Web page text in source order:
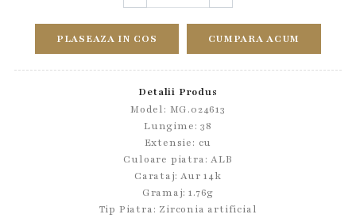
PLASEAZA IN COS CUMPARA ACUM
Detalii Produs
Model: MG.024613
Lungime: 38
Extensie: cu
Culoare piatra: ALB
Carataj: Aur 14k
Gramaj: 1.76g
Tip Piatra: Zirconia artificial